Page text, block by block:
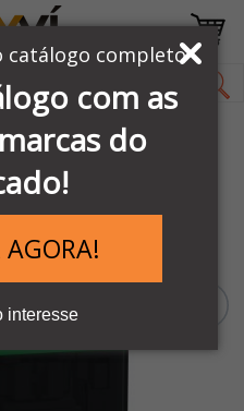
catálogo completo
com as
do
AGORA!
interesse
SCHNEIDER